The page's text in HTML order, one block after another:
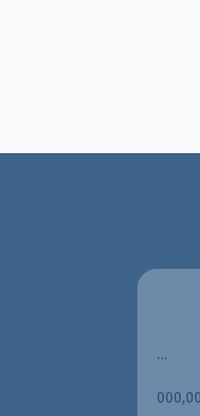
...